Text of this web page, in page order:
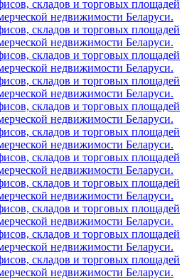
складов и торговых площадей
недвижимости Беларуси.
складов и торговых площадей
недвижимости Беларуси.
складов и торговых площадей
недвижимости Беларуси.
складов и торговых площадей
недвижимости Беларуси.
складов и торговых площадей
недвижимости Беларуси.
складов и торговых площадей
недвижимости Беларуси.
складов и торговых площадей
недвижимости Беларуси.
складов и торговых площадей
недвижимости Беларуси.
складов и торговых площадей
недвижимости Беларуси.
складов и торговых площадей
недвижимости Беларуси.
складов и торговых площадей
недвижимости Беларуси.